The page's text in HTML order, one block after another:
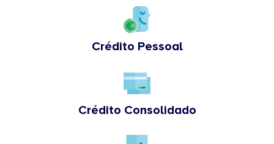
Crédito Pessoal
Crédito Consolidado